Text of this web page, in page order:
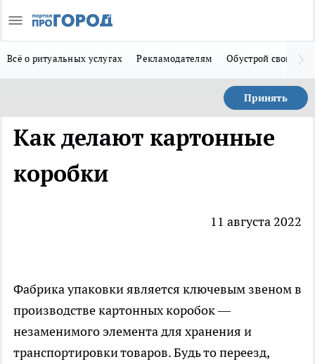
Всё о ритуальных услугах Рекламодателям Обустрой свой дом
Принять
Как делают картонные
коробки
11 августа 2022
Фабрика упаковкиявляется ключевым звеном в
производстве картонных коробок —
незаменимого элемента для хранения и
транспортировки товаров. Будь то переезд,